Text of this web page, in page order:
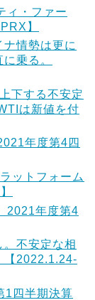
ィ・ファー
】
情勢は更に
乗る。
下する不安定
は新値を付
年度第4四
ットフォーム
2021年度第4
不安定な相
【2022.1.24-
1四半期決算